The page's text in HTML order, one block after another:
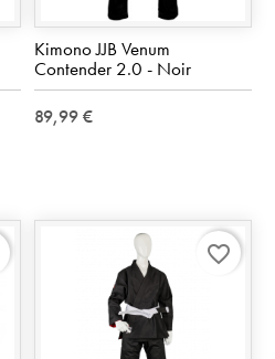
Kimono JJB Venum
Contender 2.0 - Noir
89,99 €
favorite_border